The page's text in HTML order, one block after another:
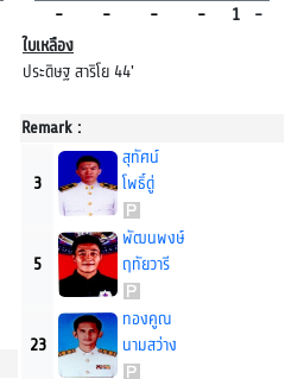
-
- - - 1
-
ใบเหลือง
ประดิษฐ สาริโย 44'
Remark :
3
สุทัศน์
โพธิ์ดู่
5
พัฒนพงษ์
ฤทัยวารี
23
ทองคูณ
นามสว่าง